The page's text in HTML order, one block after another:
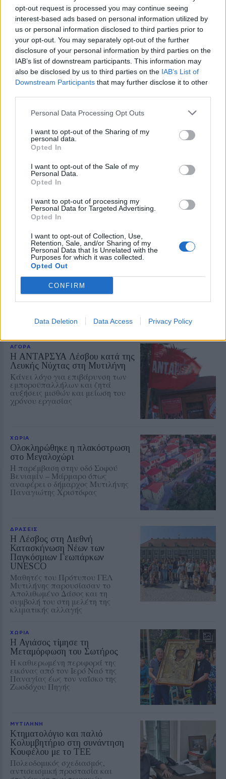
opt-out request is processed you may continue seeing
interest-based ads based on personal information utilized by
us or personal information disclosed to third parties prior to
your opt-out. You may separately opt-out of the further
disclosure of your personal information by third parties on the
IAB’s list of downstream participants. This information may
also be disclosed by us to third parties on the IAB’s List of
Downstream Participants that may further disclose it to other
Personal Data Processing Opt Outs
I want to opt-out of the Sharing of my
personal data.
Opted In
I want to opt-out of the Sale of my
Personal Data.
Opted In
I want to opt-out of processing my
Personal Data for Targeted Advertising.
Opted In
I want to opt-out of Collection, Use,
Retention, Sale, and/or Sharing of my
Personal Data that Is Unrelated with the
Purposes for which it was collected.
Opted Out
CONFIRM
Data Deletion Data Access Privacy Policy
Μετά το περιστατικό της
Μυτιλήνης στις 3 Ιουνίου, ανάλογο
συμβάν καταγράφηκε κατά την
πρόσδεση του πλοίου στο λιμάνι
του Ηρακλείου
ΑΤΖΕΝΤΑ
«Ο Μύθος της Νυφίδας»
ζωντανεύει δίπλα στη θάλασσα
Θεατρικό δρώμενο αφιερωμένο
κληρονομιά της περιοχής την
Με λαμπρότητα η Μεταμόρφωση
του Σωτήρος στον Κάτω Τρίτο
διήμερο θρησκευτικών και
πολιτιστικών εκδηλώσεων του
Συλλόγου Πελοποννησίων Λέσβου
«Ο Μωριάς»
ΠΟΛΙΤΙΚΗ
Κάλεσμα της Νέας Αριστεράς
στη συγκέντρωση για την
Παλαιστίνη
Η κινητοποίηση θα
πραγματοποιηθεί την Κυριακή στις
κτίριο της Περιφέρειας Βορείου
Αιγαίου στη Μυτιλήνη
ΑΓΟΡΑ
Η ΑΝΤΑΡΣΥΑ Λέσβου κατά της
Λευκής Νύχτας στη Μυτιλήνη
Κάνει λόγο για επιβάρυνση των
εμποροϋπαλλήλων και ζητά
αυξήσεις μισθών και μείωση του
χρόνου εργασίας
ΧΩΡΙΑ
Ολοκληρώθηκε η πλακόστρωση
στο Μεγαλοχώρι
Η παρέμβαση στην οδό Σοφού
Βενιαμίν – Μάρμαρο όπως
αναφέρει ο δήμαρχος Μυτιλήνης
Παναγιώτης Χριστόφας
ΔΡΑΣΕΙΣ
Η Λέσβος στη Διεθνή
Κατασκήνωση Νέων των
Παγκόσμιων Γεωπάρκων
UNESCO
Μαθητές του Πρότυπου ΓΕΛ
Μυτιλήνης παρουσίασαν το
Απολιθωμένο Δάσος και τη
συμβολή του στη μελέτη της
κλιματικής αλλαγής
ΧΩΡΙΑ
Η Αγιάσος τίμησε τη
Μεταμόρφωση του Σωτήρος
Η καθιερωμένη περιφορά της
εικόνας από τον Ιερό Ναό της
Παναγίας έως τον ναΐσκο της
Ζωοδόχου Πηγής
ΜΥΤΙΛΗΝΗ
Κτηματολόγιο και παλιό
Κολυμβητήριο στη συνάντηση
Κουφέλου με το ΤΕΕ
Πολεοδομικός σχεδιασμός,
αντισεισμική προστασία και